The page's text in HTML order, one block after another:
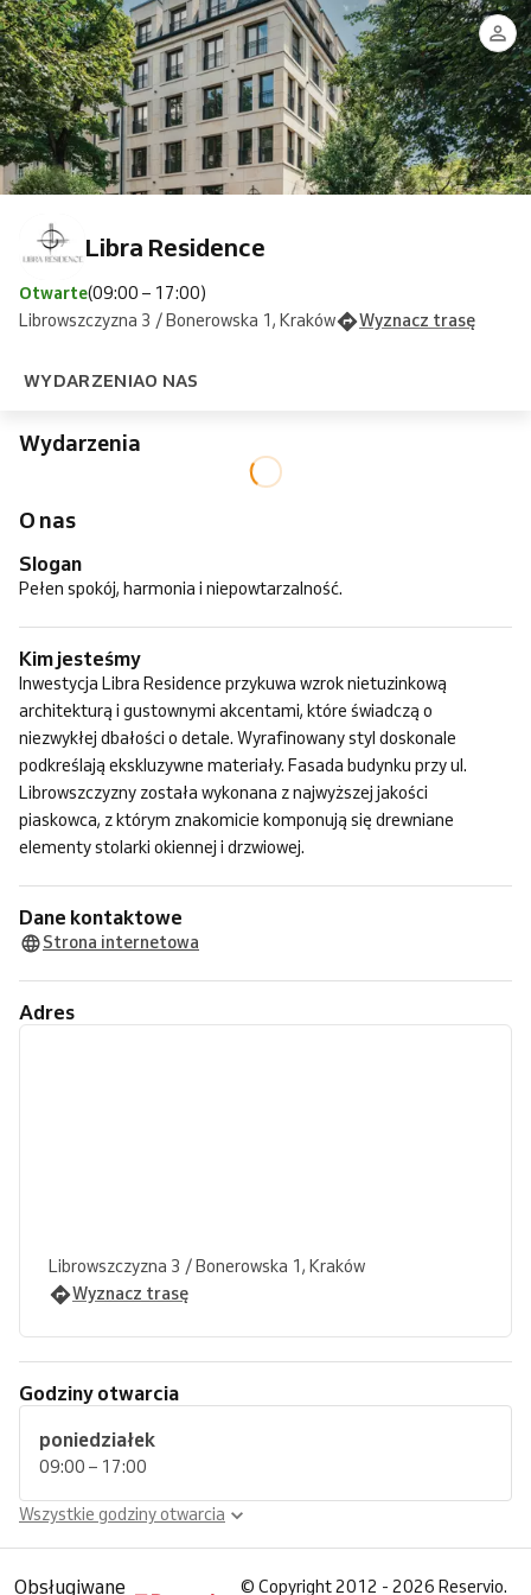
Libra Residence
Otwarte(09:00 – 17:00)
Librowszczyzna 3 / Bonerowska 1, Kraków
Wyznacz trasę
WYDARZENIAO NAS
Wydarzenia
O nas
Slogan
Pełen spokój, harmonia i niepowtarzalność.
Kim jesteśmy
Inwestycja Libra Residence przykuwa wzrok nietuzinkową
architekturą i gustownymi akcentami, które świadczą o
niezwykłej dbałości o detale. Wyrafinowany styl doskonale
podkreślają ekskluzywne materiały. Fasada budynku przy ul.
Librowszczyzny została wykonana z najwyższej jakości
piaskowca, z którym znakomicie komponują się drewniane
elementy stolarki okiennej i drzwiowej.
Dane kontaktowe
Strona internetowa
Adres
Librowszczyzna 3 / Bonerowska 1, Kraków
Wyznacz trasę
Godziny otwarcia
poniedziałek
09:00 – 17:00
Wszystkie godziny otwarcia
Obsługiwane © Copyright 2012 - 2026 Reservio.